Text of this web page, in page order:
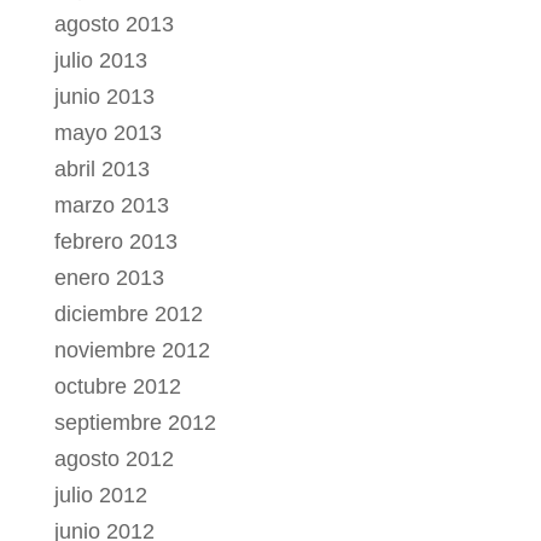
agosto 2013
julio 2013
junio 2013
mayo 2013
abril 2013
marzo 2013
febrero 2013
enero 2013
diciembre 2012
noviembre 2012
octubre 2012
septiembre 2012
agosto 2012
julio 2012
junio 2012